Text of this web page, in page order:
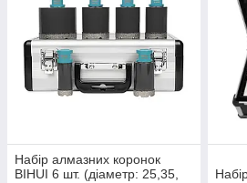
Набір алмазних коронок
BIHUI 6 шт. (діаметр: 25,35,